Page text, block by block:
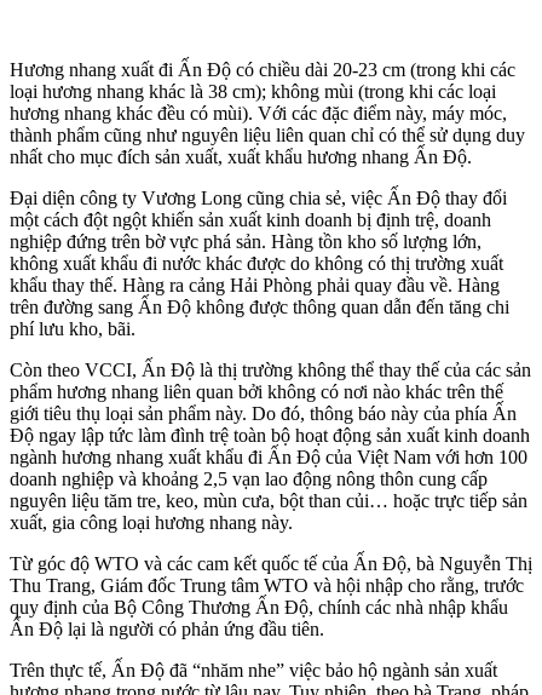
Hương nhang xuất đi Ấn Độ có chiều dài 20-23 cm (trong khi các
loại hương nhang khác là 38 cm); không mùi (trong khi các loại
hương nhang khác đều có mùi). Với các đặc điểm này, máy móc,
thành phẩm cũng như nguyên liệu liên quan chỉ có thể sử dụng duy
nhất cho mục đích sản xuất, xuất khẩu hương nhang Ấn Độ.
Đại diện công ty Vương Long cũng chia sẻ, việc Ấn Độ thay đổi
một cách đột ngột khiến sản xuất kinh doanh bị định trệ, doanh
nghiệp đứng trên bờ vực phá sản. Hàng tồn kho số lượng lớn,
không xuất khẩu đi nước khác được do không có thị trường xuất
khẩu thay thế. Hàng ra cảng Hải Phòng phải quay đầu về. Hàng
trên đường sang Ấn Độ không được thông quan dẫn đến tăng chi
phí lưu kho, bãi.
Còn theo VCCI, Ấn Độ là thị trường không thể thay thế của các sản
phẩm hương nhang liên quan bởi không có nơi nào khác trên thế
giới tiêu thụ loại sản phẩm này. Do đó, thông báo này của phía Ấn
Độ ngay lập tức làm đình trệ toàn bộ hoạt động sản xuất kinh doanh
ngành hương nhang xuất khẩu đi Ấn Độ của Việt Nam với hơn 100
doanh nghiệp và khoảng 2,5 vạn lao động nông thôn cung cấp
nguyên liệu tăm tre, keo, mùn cưa, bột than củi… hoặc trực tiếp sản
xuất, gia công loại hương nhang này.
Từ góc độ WTO và các cam kết quốc tế của Ấn Độ, bà Nguyễn Thị
Thu Trang, Giám đốc Trung tâm WTO và hội nhập cho rằng, trước
quy định của Bộ Công Thương Ấn Độ, chính các nhà nhập khẩu
Ấn Độ lại là người có phản ứng đầu tiên.
Trên thực tế, Ấn Độ đã “nhăm nhe” việc bảo hộ ngành sản xuất